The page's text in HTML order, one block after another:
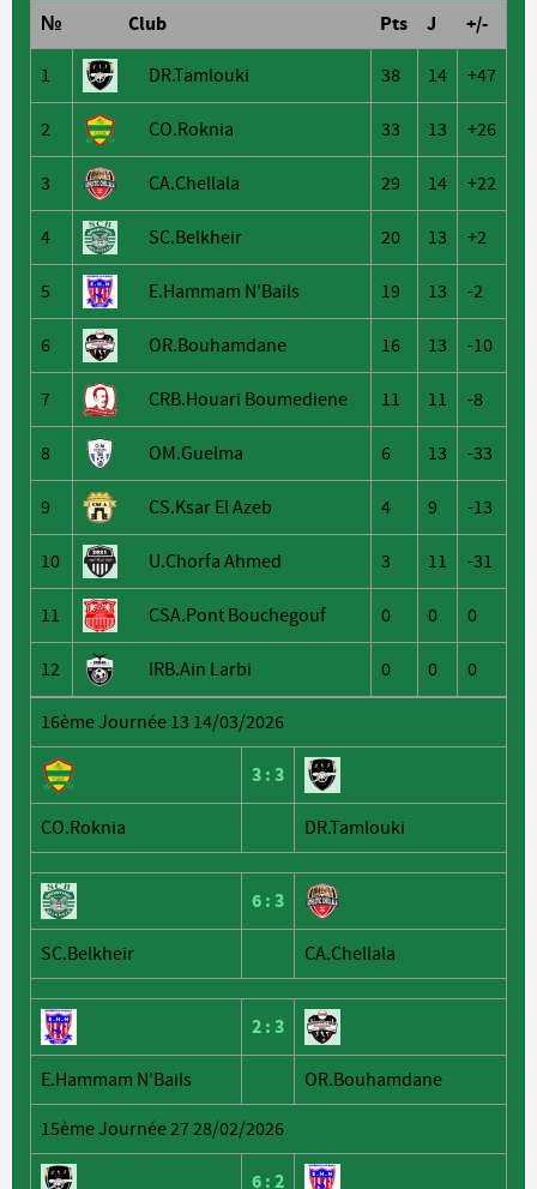
№ Club Pts J +/-
1 DR.Tamlouki 38 14 +47
2 CO.Roknia 33 13 +26
3 CA.Chellala 29 14 +22
4 SC.Belkheir 20 13 +2
5 E.Hammam N'Bails 19 13 -2
6 OR.Bouhamdane 16 13 -10
7 CRB.Houari Boumediene 11 11 -8
8 OM.Guelma 6 13 -33
9 CS.Ksar El Azeb 4 9 -13
10 U.Chorfa Ahmed 3 11 -31
11 CSA.Pont Bouchegouf 0 0 0
12 IRB.Ain Larbi 0 0 0
16ème Journée 13 14/03/2026
3 : 3
CO.Roknia DR.Tamlouki
6 : 3
SC.Belkheir CA.Chellala
2 : 3
E.Hammam N'Bails OR.Bouhamdane
15ème Journée 27 28/02/2026
6 : 2